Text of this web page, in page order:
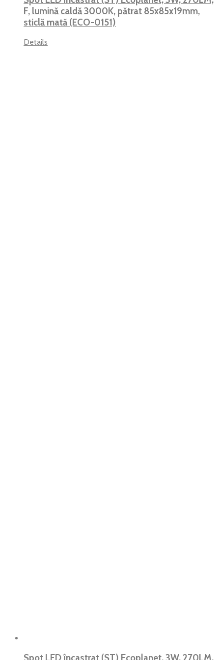
F, lumină caldă 3000K, pătrat 85x85x19mm,
sticlă mată (ECO-0151)
Details
Spot LED încastrat (ST) Ecoplanet, 3W, 270LM,